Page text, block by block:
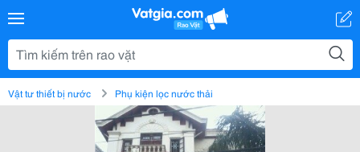
Vật tư thiết bị nước Phụ kiện lọc nước thải